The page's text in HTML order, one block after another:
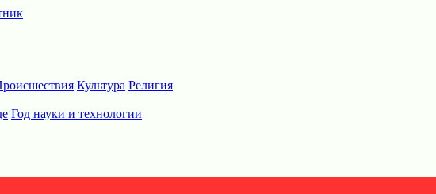
Культура Религия
Год науки и технологии